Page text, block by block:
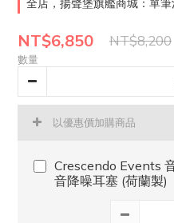
全店，揚聲堡旗艦商城：單
NT$6,850 NT$8,200
數量
以優惠價加購商品
Crescendo Events
音降噪耳塞 (荷蘭製)